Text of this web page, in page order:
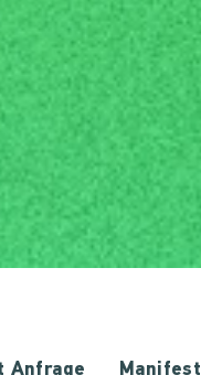
Anfrage Manifest